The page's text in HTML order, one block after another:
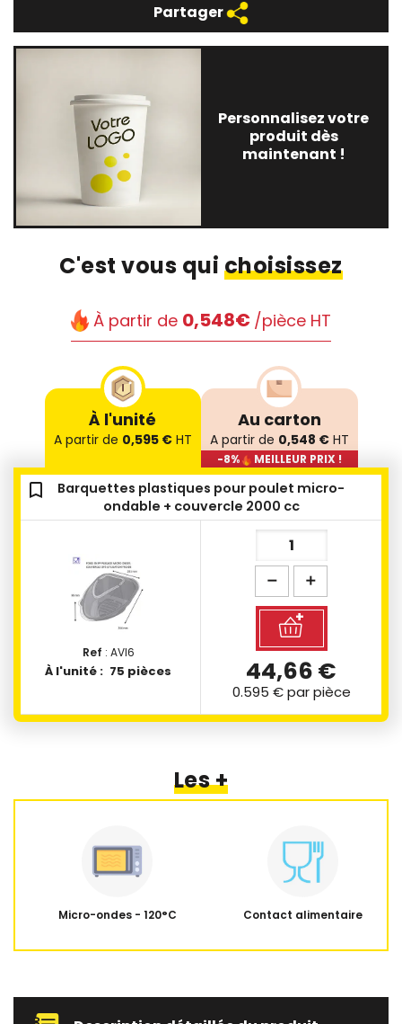
Partager
Personnalisez votre
produit dès
maintenant !
C'est vous qui choisissez
À l'unité
A partir de 0,595 €HT
À partir de 0,548€ /pièce HT
Au carton
A partir de 0,548 €HT
-8% MEILLEUR PRIX !
bookmark_outline
Ref : AVI6
À l'unité : 75 pièces
Barquettes plastiques pour poulet micro-
ondable + couvercle 2000 cc
44,66 €
0.595 €par pièce
Les +
Micro-ondes - 120°C Contact alimentaire